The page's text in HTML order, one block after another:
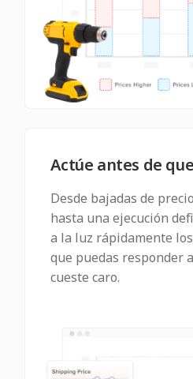
Actúe antes de
Desde bajadas de
hasta una ejecución
a la luz rápidamente
que puedas responder
cueste caro.